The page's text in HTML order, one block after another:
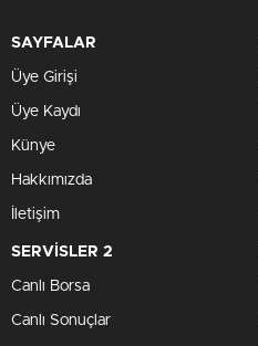
SAYFALAR
Üye Girişi
Üye Kaydı
Künye
Hakkımızda
İletişim
SERVİSLER 2
Canlı Borsa
Canlı Sonuçlar